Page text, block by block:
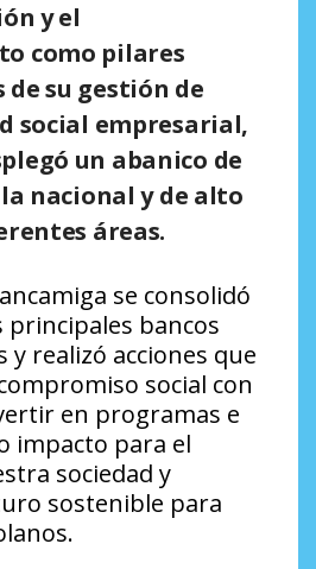
y el
como pilares
su gestión de
social empresarial,
un abanico de
nacional y de alto
áreas.
se consolidó
principales bancos
y realizó acciones que
social con
en programas e
impacto para el
sociedad y
sostenible para